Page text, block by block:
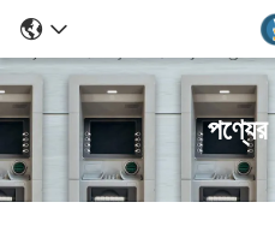
পণ্যের